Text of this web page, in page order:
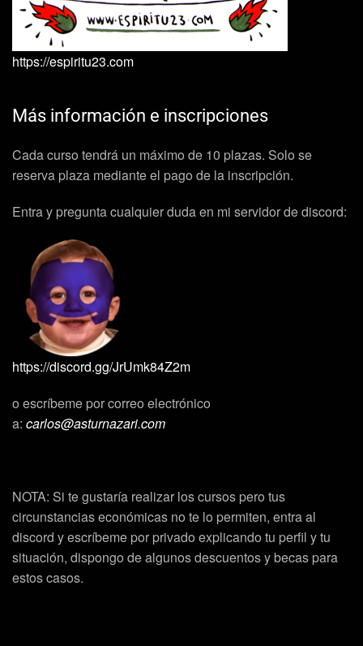
https://espiritu23.com
Más información e inscripciones
Cada curso tendrá un máximo de 10 plazas. Solo se
reserva plaza mediante el pago de la inscripción.
Entra y pregunta cualquier duda en mi servidor de discord:
https://discord.gg/JrUmk84Z2m
o escríbeme por correo electrónico
a: carlos@asturnazari.com
NOTA: Si te gustaría realizar los cursos pero tus
circunstancias económicas no te lo permiten, entra al
discord y escríbeme por privado explicando tu perfil y tu
situación, dispongo de algunos descuentos y becas para
estos casos.